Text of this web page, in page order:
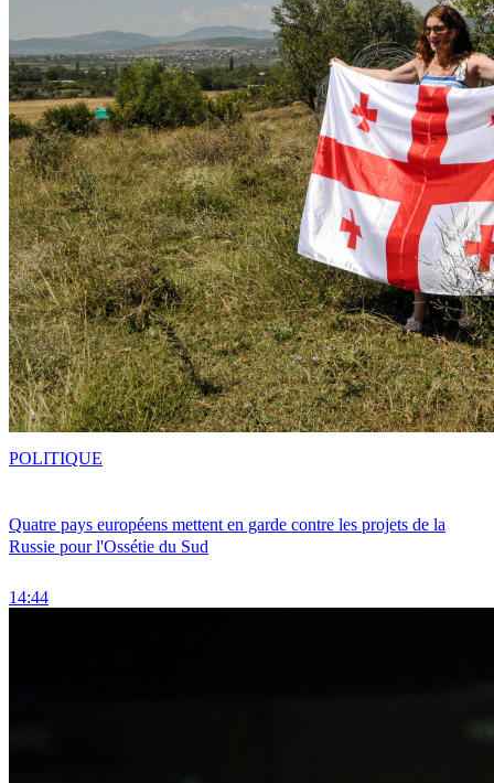
Quatre pays européens mettent en garde contre les projets de la
Russie pour l'Ossétie du Sud
14:44
POLITIQUE